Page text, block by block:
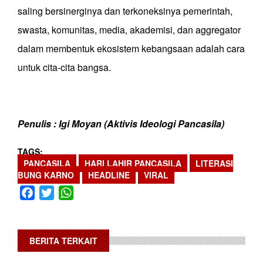
saling bersinerginya dan terkoneksinya pemerintah,
swasta, komunitas, media, akademisi, dan aggregator
dalam membentuk ekosistem kebangsaan adalah cara
untuk cita-cita bangsa.
Penulis : Igi Moyan (Aktivis Ideologi Pancasila)
TAGS
PANCASILA
HARI LAHIR PANCASILA
LITERASI
BUNG KARNO
HEADLINE VIRAL
Facebook
Twitter
BERITA TERKAIT